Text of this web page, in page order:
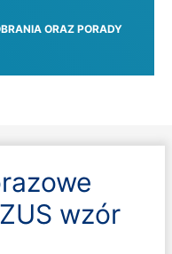
ORAZ PORADY
wzór